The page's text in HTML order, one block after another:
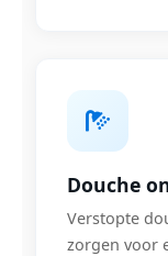
Douche
Verstopte
zorgen voor